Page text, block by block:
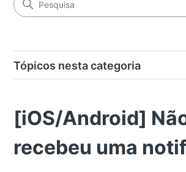
Tópicos nesta categoria
[iOS/Android]
recebeu uma